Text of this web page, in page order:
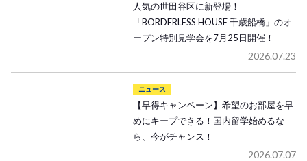
人気の世田谷区に新登場！
「BORDERLESS HOUSE 千歳船橋」のオ
ープン特別見学会を7月25日開催！
2026.07.23
ニュース
【早得キャンペーン】希望のお部屋を早
めにキープできる！国内留学始めるな
ら、今がチャンス！
2026.07.07